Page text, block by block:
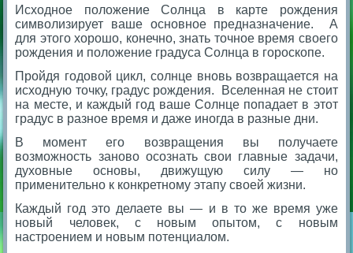
Исходное положение Солнца в карте рождения
символизирует ваше основное предназначение. А
для этого хорошо, конечно, знать точное время своего
рождения и положение градуса Солнца в гороскопе.
Пройдя годовой цикл, солнце вновь возвращается на
исходную точку, градус рождения. Вселенная не стоит
на месте, и каждый год ваше Солнце попадает в этот
градус в разное время и даже иногда в разные дни.
В момент его возвращения вы получаете
возможность заново осознать свои главные задачи,
духовные основы, движущую силу — но
применительно к конкретному этапу своей жизни.
Каждый год это делаете вы — и в то же время уже
новый человек, с новым опытом, с новым
настроением и новым потенциалом.